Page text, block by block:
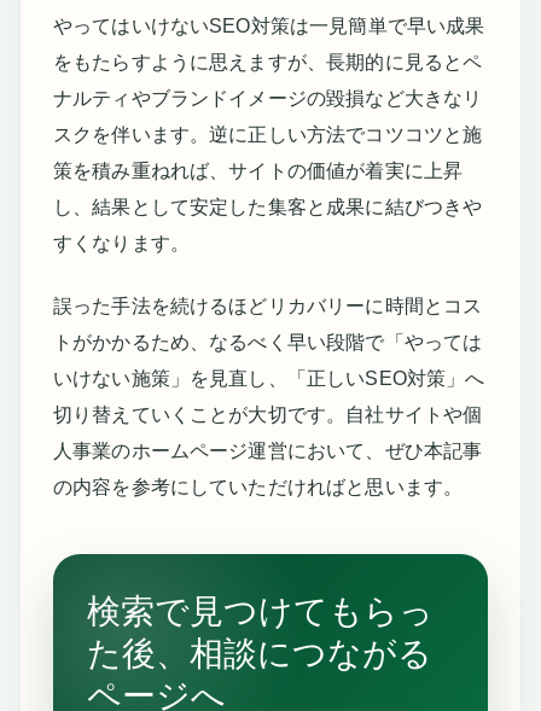
やってはいけないSEO対策は一見簡単で早い成果
をもたらすように思えますが、長期的に見るとペ
ナルティやブランドイメージの毀損など大きなリ
スクを伴います。逆に正しい方法でコツコツと施
策を積み重ねれば、サイトの価値が着実に上昇
し、結果として安定した集客と成果に結びつきや
すくなります。
誤った手法を続けるほどリカバリーに時間とコス
トがかかるため、なるべく早い段階で「やっては
いけない施策」を見直し、「正しいSEO対策」へ
切り替えていくことが大切です。自社サイトや個
人事業のホームページ運営において、ぜひ本記事
の内容を参考にしていただければと思います。
検索で見つけてもらっ
た後、相談につながる
ページへ